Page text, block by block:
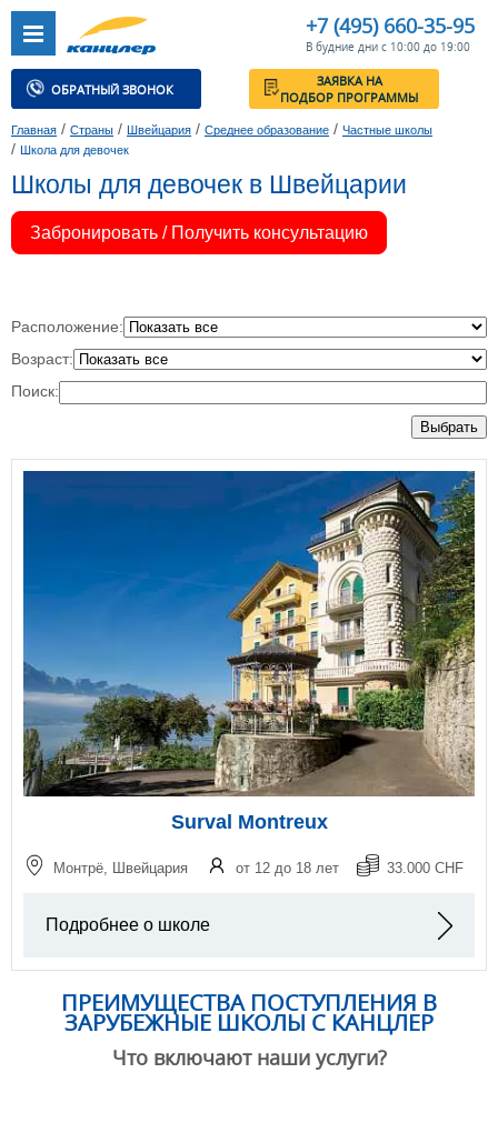
+7 (495) 660-35-95
В будние дни с 10:00 до 19:00
ОБРАТНЫЙ ЗВОНОК
ЗАЯВКА НА
ПОДБОР ПРОГРАММЫ
Главная / Страны / Швейцария / Среднее образование / Частные школы
/ Школа для девочек
Школы для девочек в Швейцарии
Забронировать / Получить консультацию
Расположение:
Возраст:
Поиск:
Выбрать
Surval Montreux
Монтрё, Швейцария от 12 до 18 лет 33.000 CHF
Подробнее о школе
ПРЕИМУЩЕСТВА ПОСТУПЛЕНИЯ В
ЗАРУБЕЖНЫЕ ШКОЛЫ С КАНЦЛЕР
Что включают наши услуги?